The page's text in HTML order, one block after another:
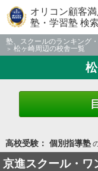
オリコン顧客
塾・学習塾 検索
塾、スクールのランキング
松ヶ崎周辺の校舎一覧
高校受験： 個別指導塾
京進スクール・ワ